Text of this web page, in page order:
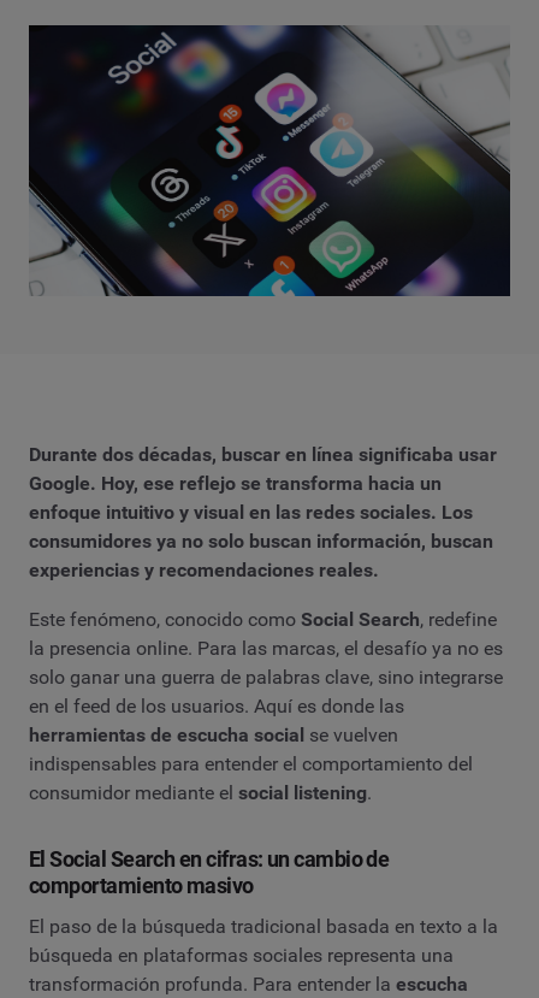
Durante dos décadas, buscar en línea significaba usar
Google. Hoy, ese reflejo se transforma hacia un
enfoque intuitivo y visual en las redes sociales. Los
consumidores ya no solo buscan información, buscan
experiencias y recomendaciones reales.
Este fenómeno, conocido como Social Search, redefine
la presencia online. Para las marcas, el desafío ya no es
solo ganar una guerra de palabras clave, sino integrarse
en el feed de los usuarios. Aquí es donde las
herramientas de escucha social se vuelven
indispensables para entender el comportamiento del
consumidor mediante el social listening.
El Social Search en cifras: un cambio de
comportamiento masivo
El paso de la búsqueda tradicional basada en texto a la
búsqueda en plataformas sociales representa una
transformación profunda. Para entender la escucha